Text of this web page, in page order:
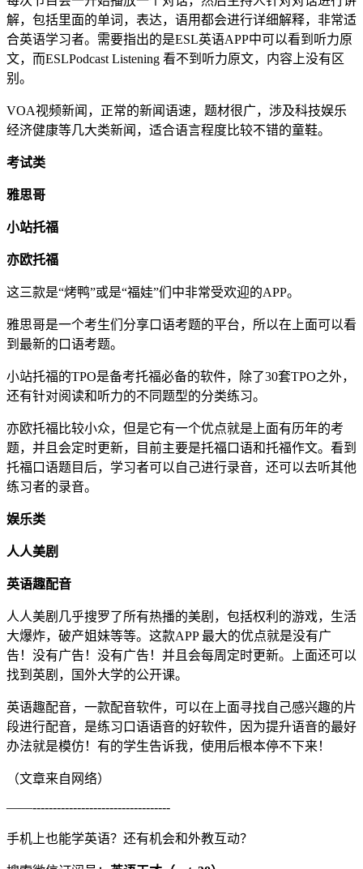
解，包括里面的单词，表达，语用都会进行详细解释，非常适
合英语学习者。需要指出的是ESL英语APP中可以看到听力原
文，而ESLPodcast Listening 看不到听力原文，内容上没有区
别。
VOA视频新闻，正常的新闻语速，题材很广，涉及科技娱乐
经济健康等几大类新闻，适合语言程度比较不错的童鞋。
考试类
雅思哥
小站托福
亦欧托福
这三款是“烤鸭”或是“福娃”们中非常受欢迎的APP。
雅思哥是一个考生们分享口语考题的平台，所以在上面可以看
到最新的口语考题。
小站托福的TPO是备考托福必备的软件，除了30套TPO之外，
还有针对阅读和听力的不同题型的分类练习。
亦欧托福比较小众，但是它有一个优点就是上面有历年的考
题，并且会定时更新，目前主要是托福口语和托福作文。看到
托福口语题目后，学习者可以自己进行录音，还可以去听其他
练习者的录音。
娱乐类
人人美剧
英语趣配音
人人美剧几乎搜罗了所有热播的美剧，包括权利的游戏，生活
大爆炸，破产姐妹等等。这款APP 最大的优点就是没有广
告！没有广告！没有广告！并且会每周定时更新。上面还可以
找到英剧，国外大学的公开课。
英语趣配音，一款配音软件，可以在上面寻找自己感兴趣的片
段进行配音，是练习口语语音的好软件，因为提升语音的最好
办法就是模仿！有的学生告诉我，使用后根本停不下来！
（文章来自网络）
——----------------------------------
手机上也能学英语？还有机会和外教互动？